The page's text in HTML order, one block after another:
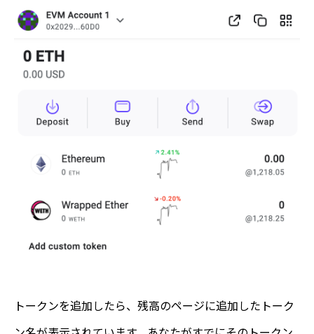
トークンを追加したら、残高のページに追加したトーク